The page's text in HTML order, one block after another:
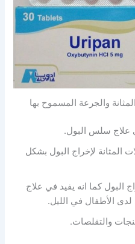
علاج سلس البول.
المثانة لإخراج البول بشكل
البول كما انه يفيد في علاج
لدى الأطفال في الليل.
والتقلصات.